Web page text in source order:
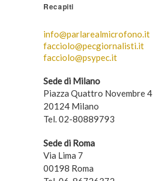
Recapiti
info@parlarealmicrofono.it
facciolo@pecgiornalisti.it
facciolo@psypec.it
Sede di Milano
Piazza Quattro Novembre 4
20124 Milano
Tel. 02-80889793
Sede di Roma
Via Lima 7
00198 Roma